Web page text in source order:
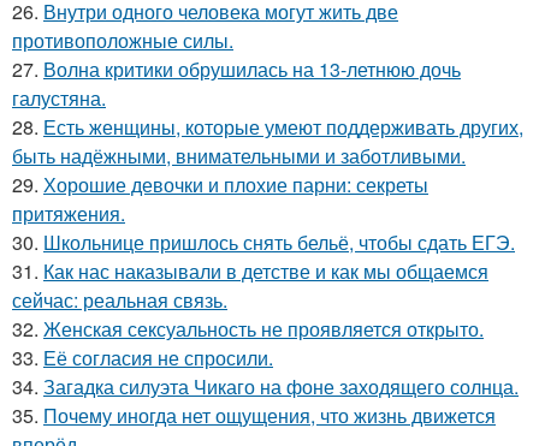
26. Внутри одного человека могут жить две
противоположные силы.
27. Волна критики обрушилась на 13-летнюю дочь
галустяна.
28. Есть женщины, которые умеют поддерживать других,
быть надёжными, внимательными и заботливыми.
29. Хорошие девочки и плохие парни: секреты
притяжения.
30. Школьнице пришлось снять бельё, чтобы сдать ЕГЭ.
31. Как нас наказывали в детстве и как мы общаемся
сейчас: реальная связь.
32. Женская сексуальность не проявляется открыто.
33. Её согласия не спросили.
34. Загадка силуэта Чикаго на фоне заходящего солнца.
35. Почему иногда нет ощущения, что жизнь движется